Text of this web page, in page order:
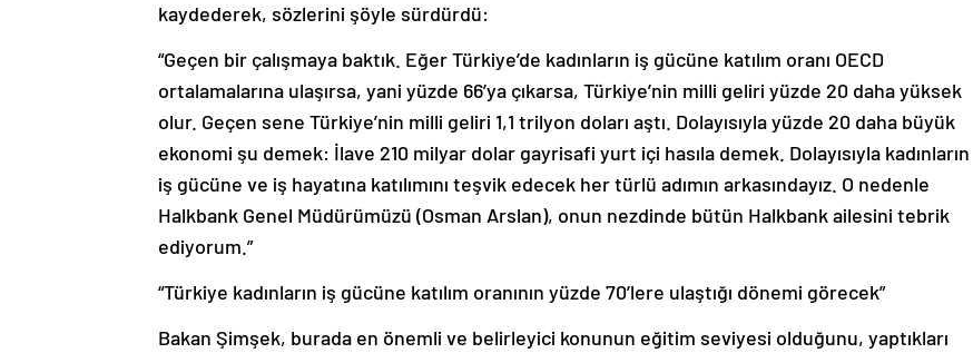
kaydederek, sözlerini şöyle sürdürdü:
“Geçen bir çalışmaya baktık. Eğer Türkiye’de kadınların iş gücüne katılım oranı OECD
ortalamalarına ulaşırsa, yani yüzde 66’ya çıkarsa, Türkiye’nin milli geliri yüzde 20 daha yüksek
olur. Geçen sene Türkiye’nin milli geliri 1,1 trilyon doları aştı. Dolayısıyla yüzde 20 daha büyük
ekonomi şu demek: İlave 210 milyar dolar gayrisafi yurt içi hasıla demek. Dolayısıyla kadınların
iş gücüne ve iş hayatına katılımını teşvik edecek her türlü adımın arkasındayız. O nedenle
Halkbank Genel Müdürümüzü (Osman Arslan), onun nezdinde bütün Halkbank ailesini tebrik
ediyorum.”
“Türkiye kadınların iş gücüne katılım oranının yüzde 70’lere ulaştığı dönemi görecek”
Bakan Şimşek, burada en önemli ve belirleyici konunun eğitim seviyesi olduğunu, yaptıkları